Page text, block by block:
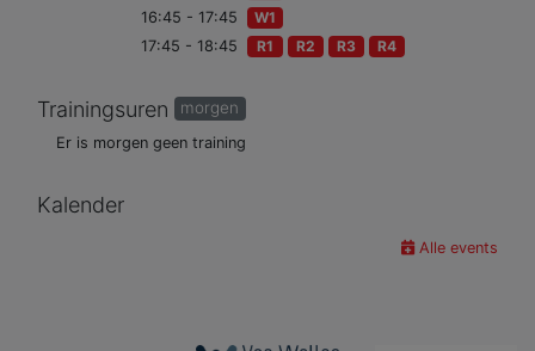
16:45 - 17:45
W1
17:45 - 18:45
R1 R2 R3 R4
Trainingsuren morgen
Er is morgen geen training
Kalender
Alle events